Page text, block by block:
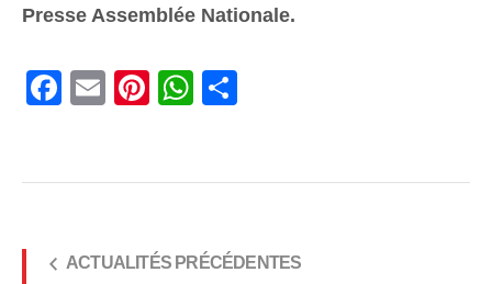
Presse Assemblée Nationale.
Facebook
Email PinterestWhatsApp
ACTUALITÉS PRÉCÉDENTES